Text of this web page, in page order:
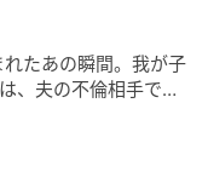
たあの瞬間。我が子
、夫の不倫相手でし